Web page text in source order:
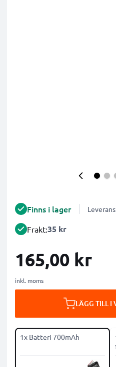
Finns i lager
Frakt:35 kr
165,00 kr
inkl. moms
LÄGG TILL I
1x Batteri 700mAh